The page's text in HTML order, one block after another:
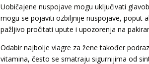
Uobičajene nuspojave mogu uključivati
mogu se pojaviti ozbiljnije nuspojave, poput
pažljivo pročitati upute i upozorenja na
Odabir najbolje viagre za žene također
vitamina, često se smatraju sigurnijima od